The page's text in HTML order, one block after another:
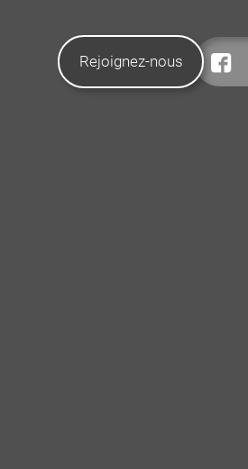
Rejoignez-nous